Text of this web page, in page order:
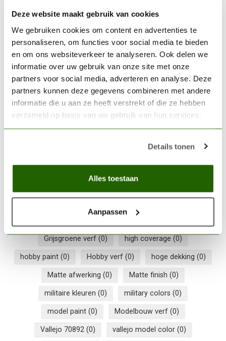
Deze website maakt gebruik van cookies
We gebruiken cookies om content en advertenties te
personaliseren, om functies voor social media te bieden
en om ons websiteverkeer te analyseren. Ook delen we
informatie over uw gebruik van onze site met onze
partners voor social media, adverteren en analyse. Deze
partners kunnen deze gegevens combineren met andere
informatie die u aan ze heeft verstrekt of die ze hebben
verzameld op basis van uw gebruik van hun services.
Details tonen
Alles toestaan
Aanpassen
VALLEJO
Vallejo Model Color Ivory -
18ml - 70918
Niet op voorraad
€2,89
VALLEJO
Vallejo Model Color Green
Grey - 18ml -70886
€3,06
18ml verf(0)
Grijsgroene verf (0) high coverage (0)
hobby paint (0) Hobby verf (0) hoge dekking (0)
Matte afwerking (0) Matte finish (0)
militaire kleuren (0) military colors (0)
model paint (0) Modelbouw verf (0)
Vallejo 70892 (0) vallejo model color (0)